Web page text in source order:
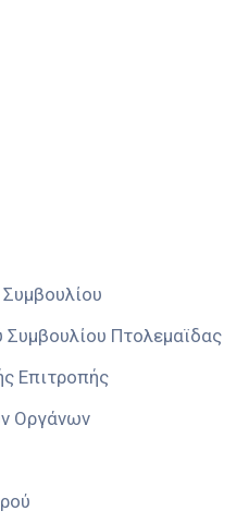
Πτολεμαϊδας
Επιτροπής
Οργάνων